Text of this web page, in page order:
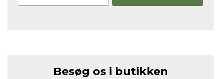
Besøg os i butikken